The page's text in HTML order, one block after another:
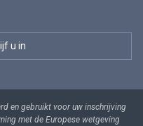
en gebruikt voor uw inschrijving
met de Europese wetgeving